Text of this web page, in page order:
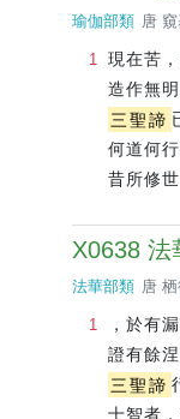
瑜伽部類 唐
現在苦
造作無
三聖諦
何道何
昔所修世
X0638 法
法華部類 唐
，於有
證有餘
三聖諦
十智者